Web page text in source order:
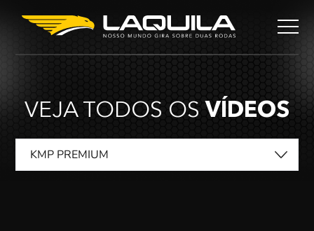
VEJA TODOS OS VÍDEOS
KMP PREMIUM